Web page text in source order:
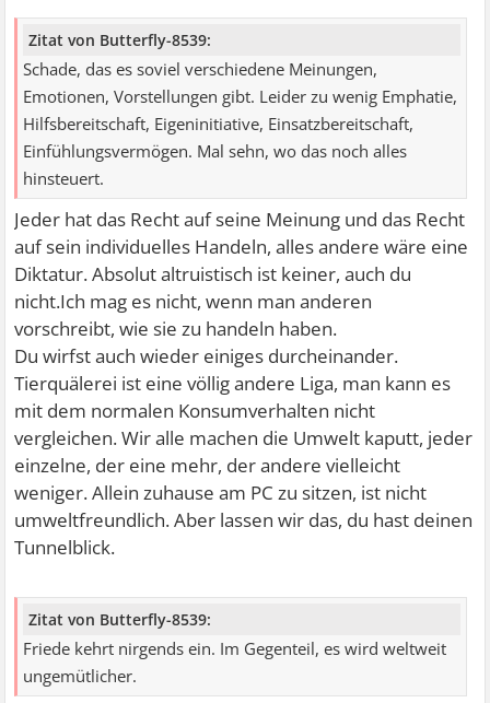
Zitat von Butterfly-8539:
Schade, das es soviel verschiedene Meinungen,
Emotionen, Vorstellungen gibt. Leider zu wenig Emphatie,
Hilfsbereitschaft, Eigeninitiative, Einsatzbereitschaft,
Einfühlungsvermögen. Mal sehn, wo das noch alles
hinsteuert.
Jeder hat das Recht auf seine Meinung und das Recht
auf sein individuelles Handeln, alles andere wäre eine
Diktatur. Absolut altruistisch ist keiner, auch du
nicht.Ich mag es nicht, wenn man anderen
vorschreibt, wie sie zu handeln haben.
Du wirfst auch wieder einiges durcheinander.
Tierquälerei ist eine völlig andere Liga, man kann es
mit dem normalen Konsumverhalten nicht
vergleichen. Wir alle machen die Umwelt kaputt, jeder
einzelne, der eine mehr, der andere vielleicht
weniger. Allein zuhause am PC zu sitzen, ist nicht
umweltfreundlich. Aber lassen wir das, du hast deinen
Tunnelblick.
Zitat von Butterfly-8539:
Friede kehrt nirgends ein. Im Gegenteil, es wird weltweit
ungemütlicher.